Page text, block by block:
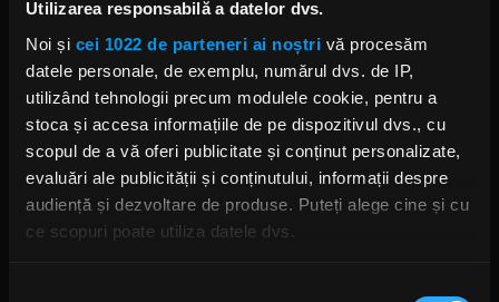
Utilizarea responsabilă a datelor dvs.
Noi și cei 1022 de parteneri ai noștri vă procesăm
datele personale, de exemplu, numărul dvs. de IP,
utilizând tehnologii precum modulele cookie, pentru a
stoca și accesa informațiile de pe dispozitivul dvs., cu
scopul de a vă oferi publicitate și conținut personalizate,
evaluări ale publicității și conținutului, informații despre
audiență și dezvoltare de produse. Puteți alege cine și cu
ce scopuri poate utiliza datele dvs.
Între „vreau să uit” și „nu pot să nu
mă gândesc”
LUNI, 20 APRILIE 2026
Outflow a lansat în această după-
amiază „Ultima Strigare”
VINERI, 17 APRILIE 2026